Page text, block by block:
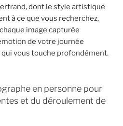
dont le style artistique
à ce que vous recherchez,
image capturée
de votre journée
qui vous touche profondément.
en personne pour
et du déroulement de